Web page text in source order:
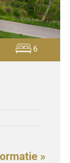
6
»